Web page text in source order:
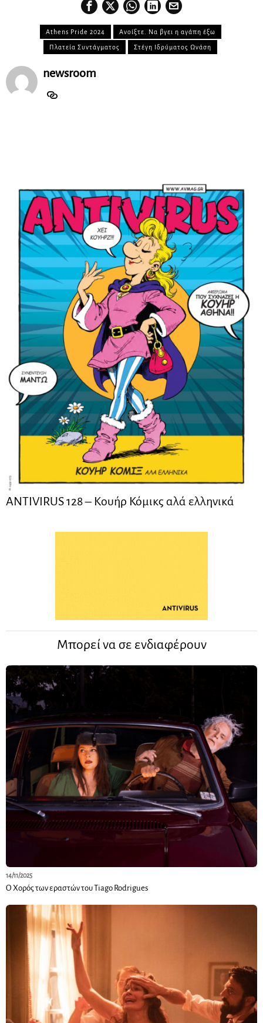
Athens Pride 2024 Ανοίξτε. Να βγει η αγάπη έξω
Πλατεία Συντάγματος Στέγη Ιδρύματος Ωνάση
newsroom
ANTIVIRUS 128 – Kουήρ Κόμικς αλά ελληνικά
Μπορεί να σε ενδιαφέρουν
14/11/2025
Ο Χορός των εραστών του Tiago Rodrigues